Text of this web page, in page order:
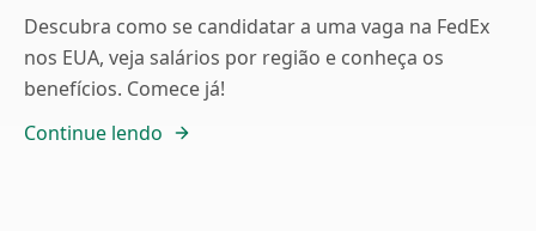
Descubra como se candidatar a uma vaga na FedEx
nos EUA, veja salários por região e conheça os
benefícios. Comece já!
Continue lendo